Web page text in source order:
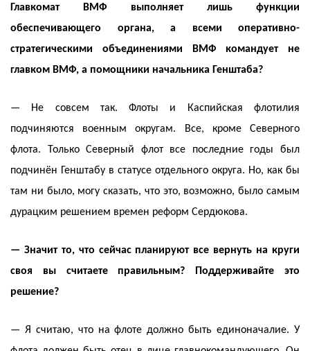
Главкомат ВМФ выполняет лишь функции
обеспечивающего органа, а всеми оперативно-
стратегическими объединениями ВМФ командует не
главком ВМФ, а помощники начальника Генштаба?
— Не совсем так. Флоты и Каспийская флотилия
подчиняются военным округам. Все, кроме Северного
флота. Только Северный флот все последние годы был
подчинён Генштабу в статусе отдельного округа. Но, как бы
там ни было, могу сказать, что это, возможно, было самым
дурацким решением времен реформ Сердюкова.
— Значит то, что сейчас планируют все вернуть на круги
своя вы считаете правильным? Поддерживайте это
решение?
— Я считаю, что на флоте должно быть единоначалие. У